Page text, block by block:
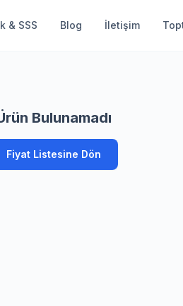
& SSS Blog İletişim
Bulunamadı
Fiyat Listesine Dön